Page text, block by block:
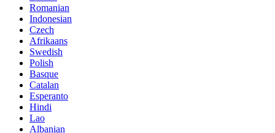
Romanian
Indonesian
Czech
Afrikaans
Swedish
Polish
Basque
Catalan
Esperanto
Hindi
Lao
Albanian